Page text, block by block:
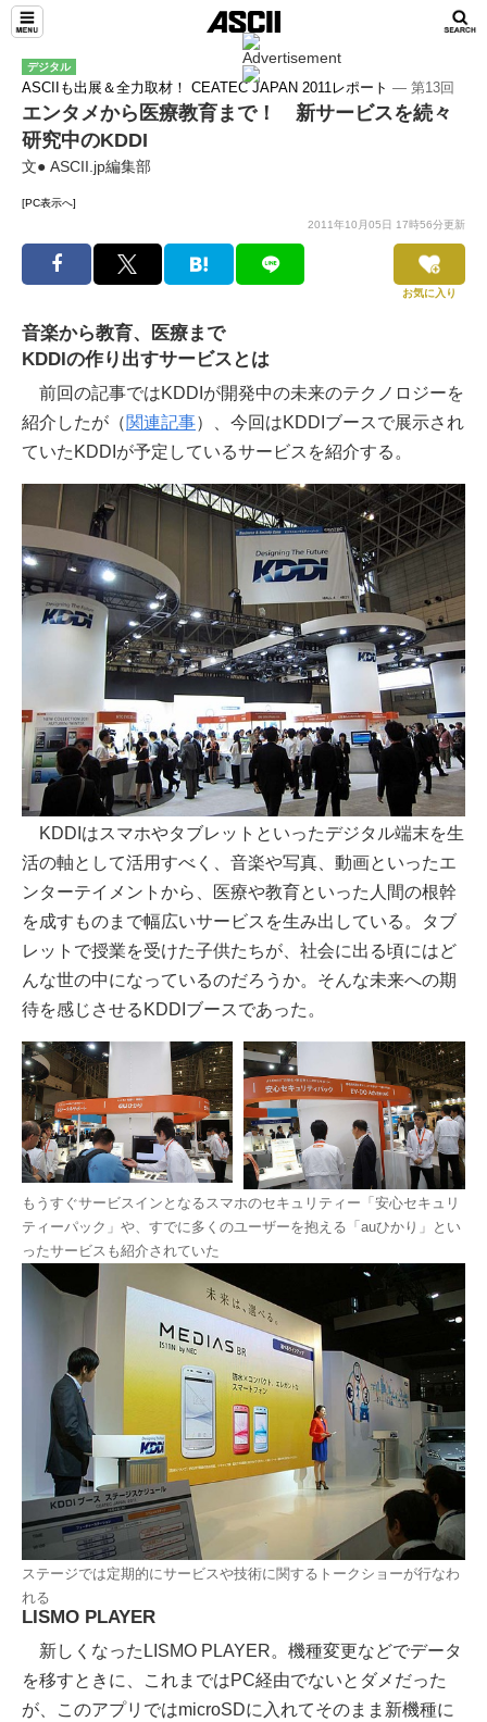
デジタル
ASCIIも出展＆全力取材！ CEATEC JAPAN 2011レポート ― 第13回
エンタメから医療教育まで！ 新サービスを続々
研究中のKDDI
文● ASCII.jp編集部
[PC表示へ]
2011年10月05日 17時56分更新
お気に入り
音楽から教育、医療まで
KDDIの作り出すサービスとは
前回の記事ではKDDIが開発中の未来のテクノロジーを
紹介したが（関連記事）、今回はKDDIブースで展示され
ていたKDDIが予定しているサービスを紹介する。
KDDIはスマホやタブレットといったデジタル端末を生
活の軸として活用すべく、音楽や写真、動画といったエ
ンターテイメントから、医療や教育といった人間の根幹
を成すものまで幅広いサービスを生み出している。タブ
レットで授業を受けた子供たちが、社会に出る頃にはど
んな世の中になっているのだろうか。そんな未来への期
待を感じさせるKDDIブースであった。
もうすぐサービスインとなるスマホのセキュリティー「安心セキュリ
ティーパック」や、すでに多くのユーザーを抱える「auひかり」とい
ったサービスも紹介されていた
ステージでは定期的にサービスや技術に関するトークショーが行なわ
れる
LISMO PLAYER
新しくなったLISMO PLAYER。機種変更などでデータ
を移すときに、これまではPC経由でないとダメだった
が、このアプリではmicroSDに入れてそのまま新機種に